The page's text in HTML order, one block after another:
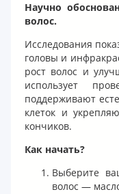
Научно
волос.
Исследования
головы и
рост волос и
использует
поддерживают
клеток и
кончиков.
Как начать?
Выберите
волос —